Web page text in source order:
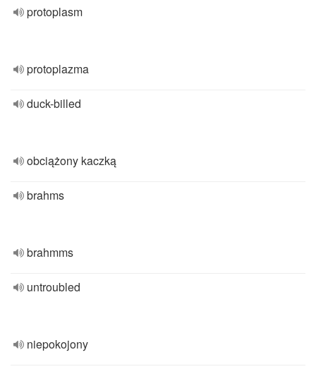
protoplasm
protoplazma
duck-billed
obciążony kaczką
brahms
brahmms
untroubled
niepokojony